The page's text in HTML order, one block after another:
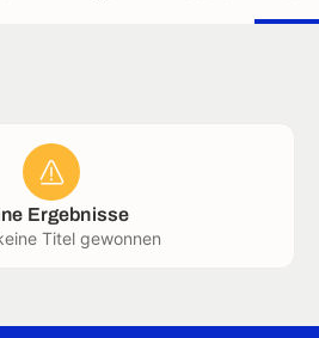
Ergebnisse
Titel gewonnen